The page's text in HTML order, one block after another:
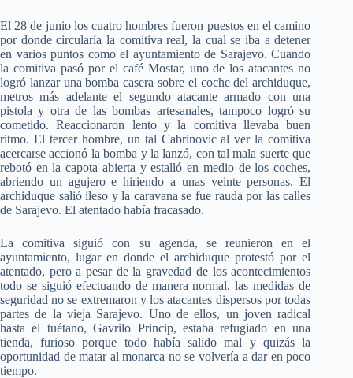
El 28 de junio los cuatro hombres fueron puestos en el camino
por donde circularía la comitiva real, la cual se iba a detener
en varios puntos como el ayuntamiento de Sarajevo. Cuando
la comitiva pasó por el café Mostar, uno de los atacantes no
logró lanzar una bomba casera sobre el coche del archiduque,
metros más adelante el segundo atacante armado con una
pistola y otra de las bombas artesanales, tampoco logró su
cometido. Reaccionaron lento y la comitiva llevaba buen
ritmo. El tercer hombre, un tal Cabrinovic al ver la comitiva
acercarse accionó la bomba y la lanzó, con tal mala suerte que
rebotó en la capota abierta y estalló en medio de los coches,
abriendo un agujero e hiriendo a unas veinte personas. El
archiduque salió ileso y la caravana se fue rauda por las calles
de Sarajevo. El atentado había fracasado.
La comitiva siguió con su agenda, se reunieron en el
ayuntamiento, lugar en donde el archiduque protestó por el
atentado, pero a pesar de la gravedad de los acontecimientos
todo se siguió efectuando de manera normal, las medidas de
seguridad no se extremaron y los atacantes dispersos por todas
partes de la vieja Sarajevo. Uno de ellos, un joven radical
hasta el tuétano, Gavrilo Princip, estaba refugiado en una
tienda, furioso porque todo había salido mal y quizás la
oportunidad de matar al monarca no se volvería a dar en poco
tiempo.